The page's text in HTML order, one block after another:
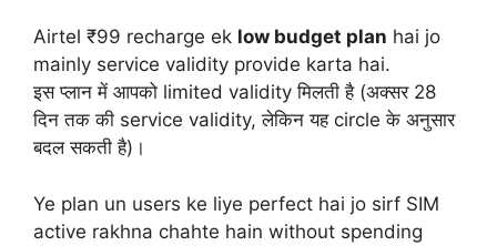
Airtel ₹99 recharge ek low budget plan hai jo
mainly service validity provide karta hai.
इस प्लान में आपको limited validity मिलती है (अक्सर 28
दिन तक की service validity, लेकिन यह circle के अनुसार
बदल सकती है)।
Ye plan un users ke liye perfect hai jo sirf SIM
active rakhna chahte hain without spending